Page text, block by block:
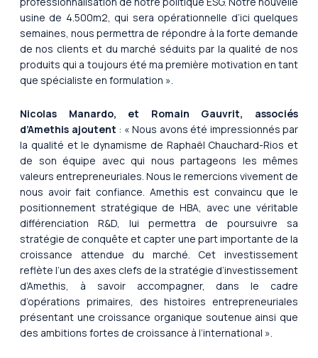
usine de 4.500m2, qui sera opérationnelle d’ici quelques
semaines, nous permettra de répondre à la forte demande
de nos clients et du marché séduits par la qualité de nos
produits qui a toujours été ma première motivation en tant
que spécialiste en formulation ».
Nicolas Manardo, et Romain Gauvrit, associés
d’Amethis ajoutent : « Nous avons été impressionnés par
la qualité et le dynamisme de Raphaël Chauchard-Rios et
de son équipe avec qui nous partageons les mêmes
valeurs entrepreneuriales. Nous le remercions vivement de
nous avoir fait confiance. Amethis est convaincu que le
positionnement stratégique de HBA, avec une véritable
différenciation R&D, lui permettra de poursuivre sa
stratégie de conquête et capter une part importante de la
croissance attendue du marché. Cet investissement
reflète l’un des axes clefs de la stratégie d’investissement
d’Amethis, à savoir accompagner, dans le cadre
d’opérations primaires, des histoires entrepreneuriales
présentant une croissance organique soutenue ainsi que
des ambitions fortes de croissance à l’international ».